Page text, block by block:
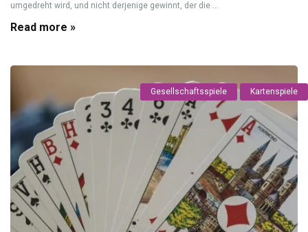
umgedreht wird, und nicht derjenige gewinnt, der die ...
Read more »
Gesellschaftsspiele Kartenspiele